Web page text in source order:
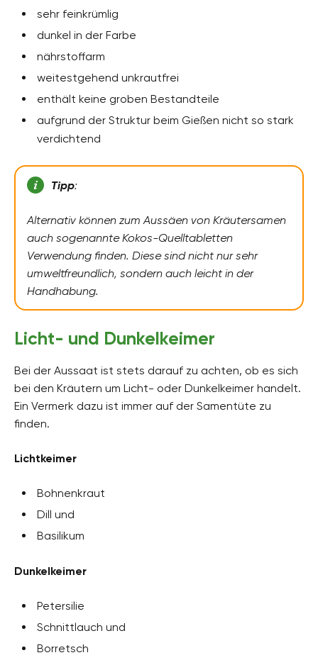
sehr feinkrümlig
dunkel in der Farbe
nährstoffarm
weitestgehend unkrautfrei
enthält keine groben Bestandteile
aufgrund der Struktur beim Gießen nicht so stark
verdichtend
Tipp:
Alternativ können zum Aussäen von Kräutersamen
auch sogenannte Kokos-Quelltabletten
Verwendung finden. Diese sind nicht nur sehr
umweltfreundlich, sondern auch leicht in der
Handhabung.
Licht- und Dunkelkeimer
Bei der Aussaat ist stets darauf zu achten, ob es sich
bei den Kräutern um Licht- oder Dunkelkeimer handelt.
Ein Vermerk dazu ist immer auf der Samentüte zu
finden.
Lichtkeimer
Bohnenkraut
Dill und
Basilikum
Dunkelkeimer
Petersilie
Schnittlauch und
Borretsch